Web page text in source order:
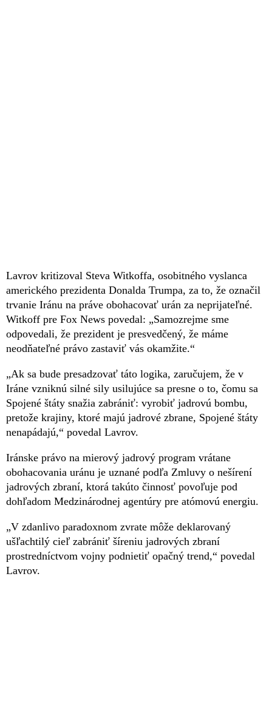
Lavrov kritizoval Steva Witkoffa, osobitného vyslanca
amerického prezidenta Donalda Trumpa, za to, že označil
trvanie Iránu na práve obohacovať urán za neprijateľné.
Witkoff pre Fox News povedal: „Samozrejme sme
odpovedali, že prezident je presvedčený, že máme
neodňateľné právo zastaviť vás okamžite.“
„Ak sa bude presadzovať táto logika, zaručujem, že v
Iráne vzniknú silné sily usilujúce sa presne o to, čomu sa
Spojené štáty snažia zabrániť: vyrobiť jadrovú bombu,
pretože krajiny, ktoré majú jadrové zbrane, Spojené štáty
nenapádajú,“ povedal Lavrov.
Iránske právo na mierový jadrový program vrátane
obohacovania uránu je uznané podľa Zmluvy o nešírení
jadrových zbraní, ktorá takúto činnosť povoľuje pod
dohľadom Medzinárodnej agentúry pre atómovú energiu.
„V zdanlivo paradoxnom zvrate môže deklarovaný
ušľachtilý cieľ zabrániť šíreniu jadrových zbraní
prostredníctvom vojny podnietiť opačný trend,“ povedal
Lavrov.